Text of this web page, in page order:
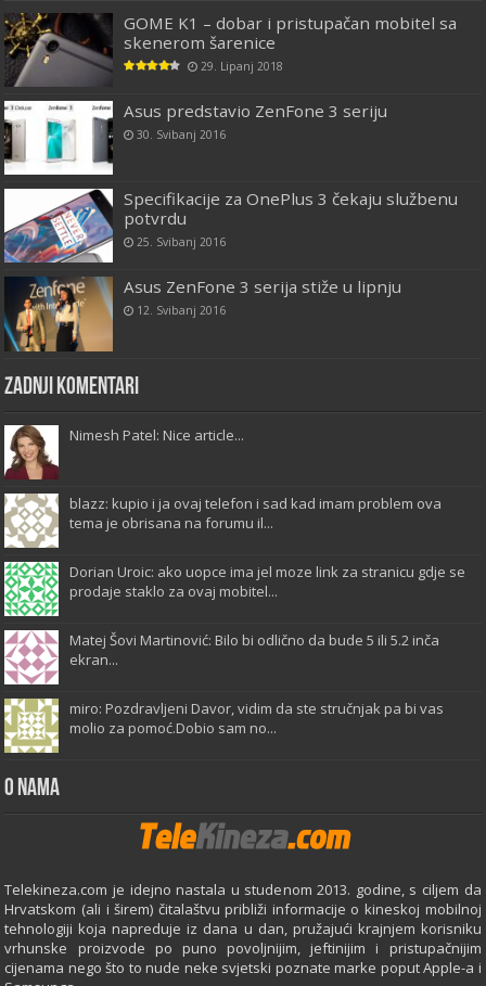
GOME K1 – dobar i pristupačan mobitel sa
skenerom šarenice
29. Lipanj 2018
Asus predstavio ZenFone 3 seriju
30. Svibanj 2016
Specifikacije za OnePlus 3 čekaju službenu
potvrdu
25. Svibanj 2016
Asus ZenFone 3 serija stiže u lipnju
12. Svibanj 2016
Zadnji komentari
Nimesh Patel: Nice article...
blazz: kupio i ja ovaj telefon i sad kad imam problem ova
tema je obrisana na forumu il...
Dorian Uroic: ako uopce ima jel moze link za stranicu gdje se
prodaje staklo za ovaj mobitel...
Matej Šovi Martinović: Bilo bi odlično da bude 5 ili 5.2 inča
ekran...
miro: Pozdravljeni Davor, vidim da ste stručnjak pa bi vas
molio za pomoć.Dobio sam no...
O Nama
Telekineza.com je idejno nastala u studenom 2013. godine, s ciljem da
Hrvatskom (ali i širem) čitalaštvu približi informacije o kineskoj mobilnoj
tehnologiji koja napreduje iz dana u dan, pružajući krajnjem korisniku
vrhunske proizvode po puno povoljnijim, jeftinijim i pristupačnijim
cijenama nego što to nude neke svjetski poznate marke poput Apple-a i